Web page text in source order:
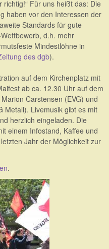
Für uns heißt das: Die
haben vor den Interessen der
Standards für gute
d.h. mehr
Mindestlöhne in
des dgb).
auf dem Kirchenplatz mit
ab ca. 12.30 Uhr auf dem
Carstensen (EVG) und
Metall). Livemusik gibt es mit
herzlich eingeladen. Die
einem Infostand, Kaffee und
Jahr der Möglichkeit zur
.